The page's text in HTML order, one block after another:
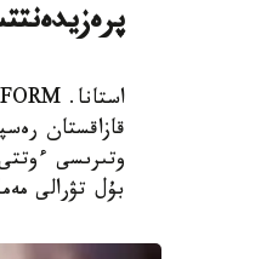
قازاقستان
بۇل تۋرالى